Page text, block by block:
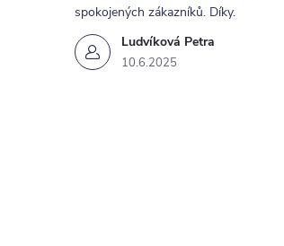
Ludvíková Petra
10.6.2025
spokojených zákazníků. Díky.